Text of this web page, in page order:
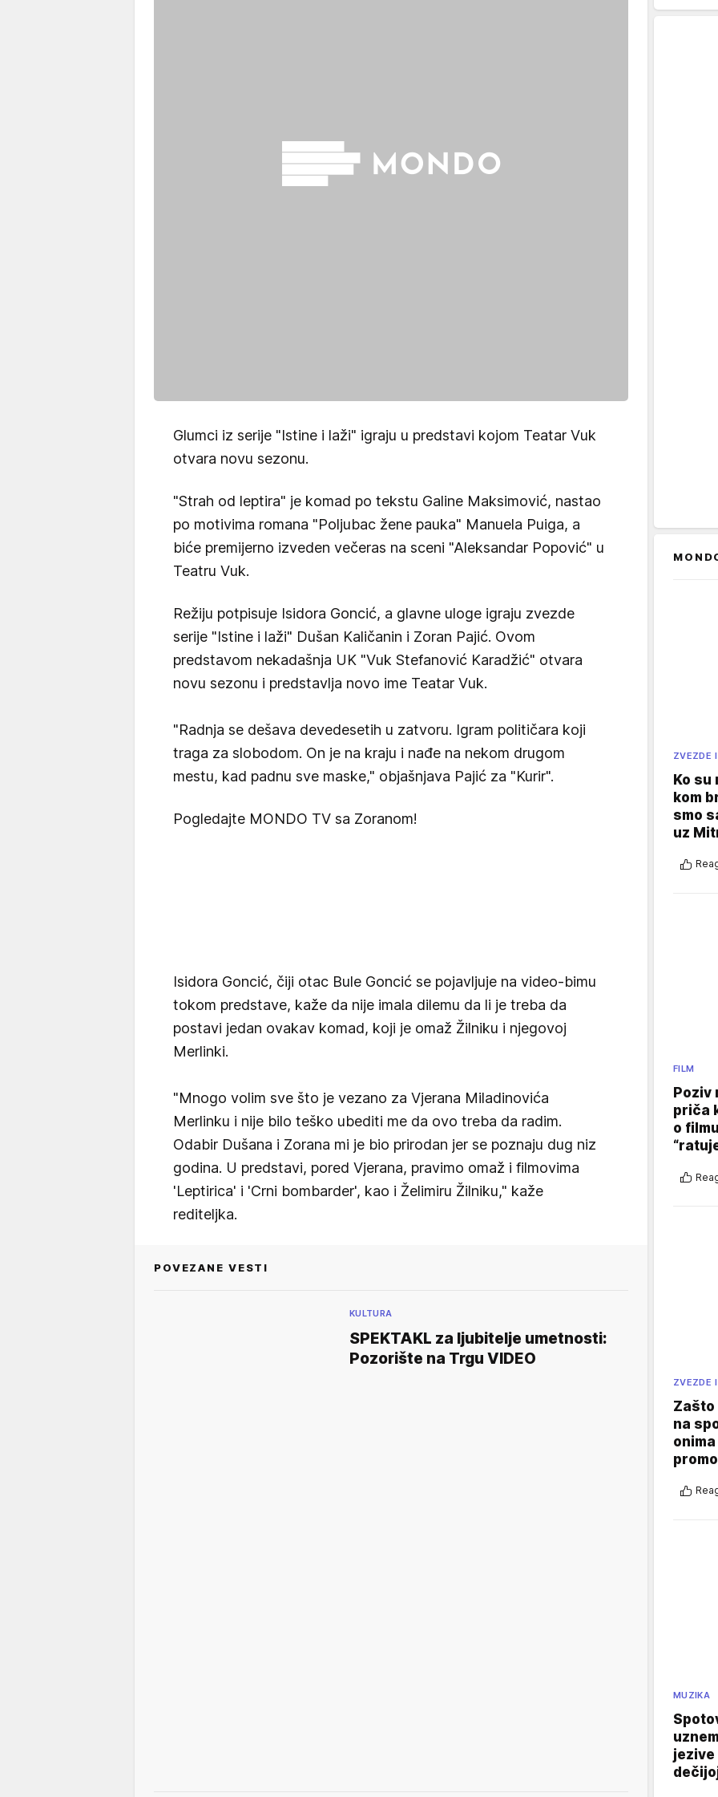
Glumci iz serije "Istine i laži" igraju u predstavi kojom Teatar Vuk
otvara novu sezonu.
"Strah od leptira" je komad po tekstu Galine Maksimović, nastao
po motivima romana "Poljubac žene pauka" Manuela Puiga, a
biće premijerno izveden večeras na sceni "Aleksandar Popović" u
Teatru Vuk.
Režiju potpisuje Isidora Goncić, a glavne uloge igraju zvezde
serije "Istine i laži" Dušan Kaličanin i Zoran Pajić. Ovom
predstavom nekadašnja UK "Vuk Stefanović Karadžić" otvara
novu sezonu i predstavlja novo ime Teatar Vuk.
"Radnja se dešava devedesetih u zatvoru. Igram političara koji
traga za slobodom. On je na kraju i nađe na nekom drugom
mestu, kad padnu sve maske," objašnjava Pajić za "Kurir".
Pogledajte MONDO TV sa Zoranom!
Isidora Goncić, čiji otac Bule Goncić se pojavljuje na video-bimu
tokom predstave, kaže da nije imala dilemu da li je treba da
postavi jedan ovakav komad, koji je omaž Žilniku i njegovoj
Merlinki.
"Mnogo volim sve što je vezano za Vjerana Miladinovića
Merlinku i nije bilo teško ubediti me da ovo treba da radim.
Odabir Dušana i Zorana mi je bio prirodan jer se poznaju dug niz
godina. U predstavi, pored Vjerana, pravimo omaž i filmovima
'Leptirica' i 'Crni bombarder', kao i Želimiru Žilniku," kaže
rediteljka.
POVEZANE VESTI
KULTURA
SPEKTAKL za ljubitelje umetnosti:
Pozorište na Trgu VIDEO
ZVEZDE
Ko su
kom
smo
uz
FILM
Poziv
priča
o
ZVEZDE
Zašto
na
MUZIKA
jezive